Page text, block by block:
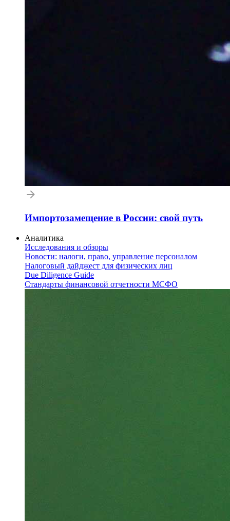
Импортозамещение в России: свой путь
Аналитика
Исследования и обзоры
Новости: налоги, право, управление персоналом
Налоговый дайджест для физических лиц
Due Diligence Guide
Стандарты финансовой отчетности МСФО